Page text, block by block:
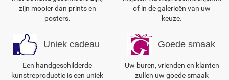
zijn mooier dan prints en
posters.
of in de galerieën van uw
keuze.
Uniek cadeau
Een handgeschilderde
kunstreproductie is een uniek
Goede smaak
Uw buren, vrienden en klanten
zullen uw goede smaak